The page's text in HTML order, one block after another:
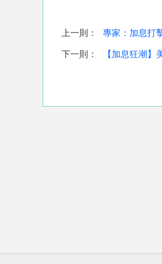
上一則： 專家：加息打
下一則： 【加息狂潮